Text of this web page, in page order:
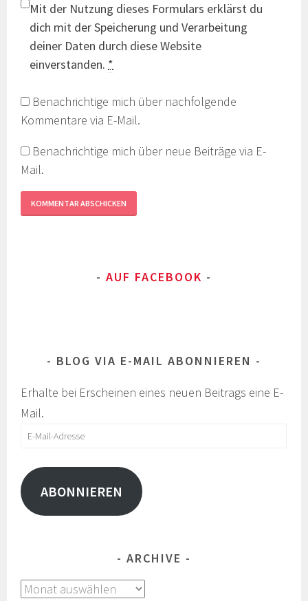
Mit der Nutzung dieses Formulars erklärst du
dich mit der Speicherung und Verarbeitung
deiner Daten durch diese Website
einverstanden. *
Benachrichtige mich über nachfolgende
Kommentare via E-Mail.
Benachrichtige mich über neue Beiträge via E-
Mail.
AUF FACEBOOK
BLOG VIA E-MAIL ABONNIEREN
Erhalte bei Erscheinen eines neuen Beitrags eine E-
Mail.
E-
Adresse
ABONNIEREN
ARCHIVE
Archive